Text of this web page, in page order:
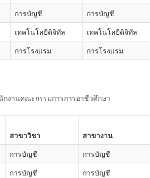
การบัญชี การบัญชี
เทคโนโลยีดิจิทัล เทคโนโลยีดิจิทัล
การโรงแรม การโรงแรม
งานคณะกรรมการการอาชีวศึกษา
สาขาวิชา สาขางาน
การบัญชี การบัญชี
การบัญชี การบัญชี